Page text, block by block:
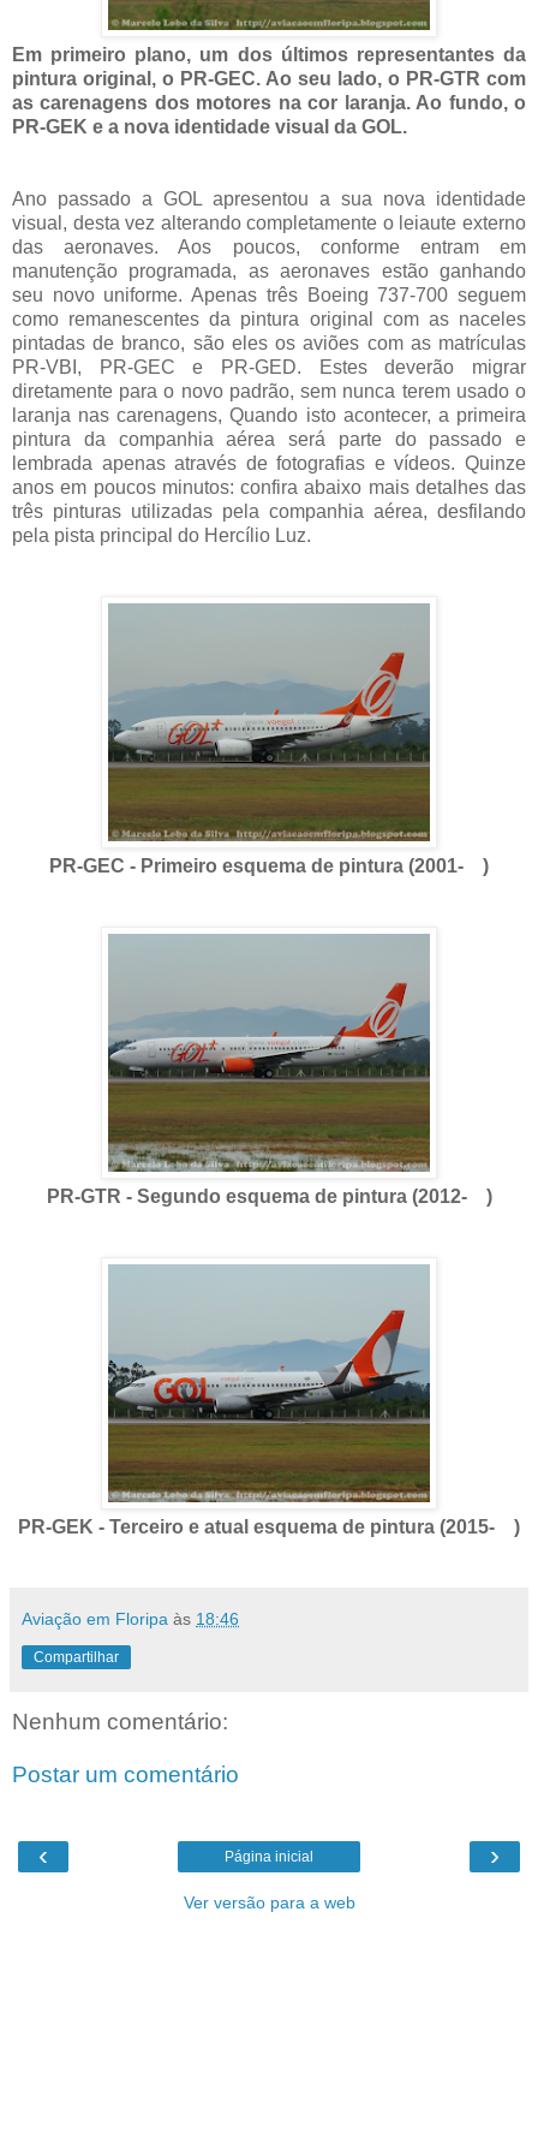
Em primeiro plano, um dos últimos representantes da
pintura original, o PR-GEC. Ao seu lado, o PR-GTR com
as carenagens dos motores na cor laranja. Ao fundo, o
PR-GEK e a nova identidade visual da GOL.
Ano passado a GOL apresentou a sua nova identidade
visual, desta vez alterando completamente o leiaute externo
das aeronaves. Aos poucos, conforme entram em
manutenção programada, as aeronaves estão ganhando
seu novo uniforme. Apenas três Boeing 737-700 seguem
como remanescentes da pintura original com as naceles
pintadas de branco, são eles os aviões com as matrículas
PR-VBI, PR-GEC e PR-GED. Estes deverão migrar
diretamente para o novo padrão, sem nunca terem usado o
laranja nas carenagens, Quando isto acontecer, a primeira
pintura da companhia aérea será parte do passado e
lembrada apenas através de fotografias e vídeos. Quinze
anos em poucos minutos: confira abaixo mais detalhes das
três pinturas utilizadas pela companhia aérea, desfilando
pela pista principal do Hercílio Luz.
PR-GEC - Primeiro esquema de pintura (2001- )
PR-GTR - Segundo esquema de pintura (2012- )
PR-GEK - Terceiro e atual esquema de pintura (2015- )
Aviação em Floripa às 18:46
Compartilhar
Nenhum comentário:
Postar um comentário
‹ ›
Página inicial
Ver versão para a web